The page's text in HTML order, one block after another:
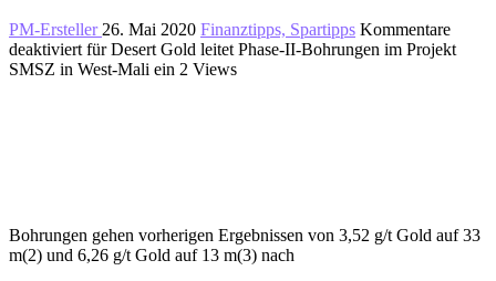
PM-Ersteller 26. Mai 2020 Finanztipps, Spartipps Kommentare
deaktiviert für Desert Gold leitet Phase-II-Bohrungen im Projekt
SMSZ in West-Mali ein 2 Views
Bohrungen gehen vorherigen Ergebnissen von 3,52 g/t Gold auf 33
m(2) und 6,26 g/t Gold auf 13 m(3) nach